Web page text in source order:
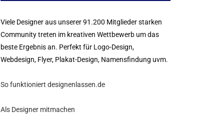
Viele Designer aus unserer 91.200 Mitglieder starken
Community treten im kreativen Wettbewerb um das
beste Ergebnis an. Perfekt für Logo-Design,
Webdesign, Flyer, Plakat-Design, Namensfindung uvm.
So funktioniert designenlassen.de
Als Designer mitmachen